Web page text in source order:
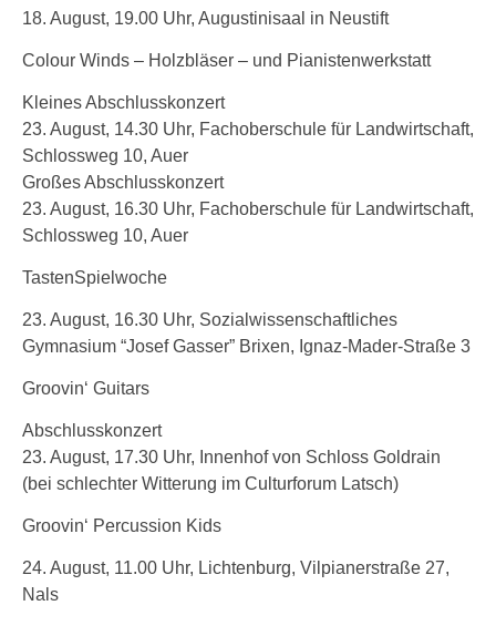
18. August, 19.00 Uhr, Augustinisaal in Neustift
Colour Winds – Holzbläser – und Pianistenwerkstatt
Kleines Abschlusskonzert
23. August, 14.30 Uhr, Fachoberschule für Landwirtschaft,
Schlossweg 10, Auer
Großes Abschlusskonzert
23. August, 16.30 Uhr, Fachoberschule für Landwirtschaft,
Schlossweg 10, Auer
TastenSpielwoche
23. August, 16.30 Uhr, Sozialwissenschaftliches
Gymnasium “Josef Gasser” Brixen, Ignaz-Mader-Straße 3
Groovin‘ Guitars
Abschlusskonzert
23. August, 17.30 Uhr, Innenhof von Schloss Goldrain
(bei schlechter Witterung im Culturforum Latsch)
Groovin‘ Percussion Kids
24. August, 11.00 Uhr, Lichtenburg, Vilpianerstraße 27,
Nals